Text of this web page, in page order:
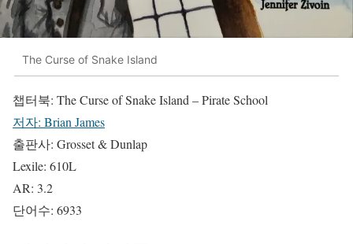
The Curse of Snake Island
챕터북: The Curse of Snake Island – Pirate School
저자: Brian James
출판사: Grosset & Dunlap
Lexile: 610L
AR: 3.2
단어수: 6933